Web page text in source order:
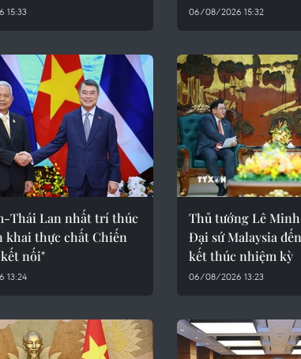
15:33 06/08/2026 15:32
Thái Lan nhất trí thúc
khai thực chất Chiến
nối"
13:24
Thủ tướng Lê
Đại sứ Malaysia
kết thúc nhiệm kỳ
06/08/2026 13:23